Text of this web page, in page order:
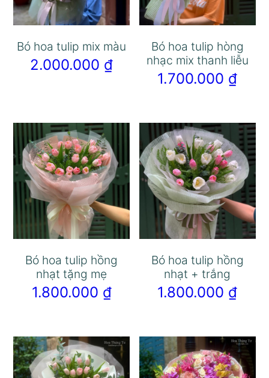
Bó hoa tulip mix màu
2.000.000 ₫
Bó hoa tulip hòng
nhạc mix thanh liễu
1.700.000 ₫
Bó hoa tulip hồng
nhạt tặng mẹ
1.800.000 ₫
Bó hoa tulip hồng
nhạt + trắng
1.800.000 ₫